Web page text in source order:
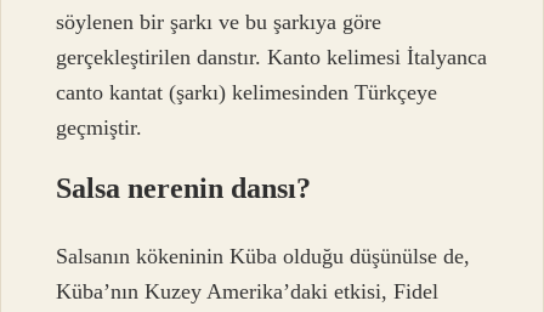
söylenen bir şarkı ve bu şarkıya göre
gerçekleştirilen danstır. Kanto kelimesi İtalyanca
canto kantat (şarkı) kelimesinden Türkçeye
geçmiştir.
Salsa nerenin dansı?
Salsanın kökeninin Küba olduğu düşünülse de,
Küba’nın Kuzey Amerika’daki etkisi, Fidel